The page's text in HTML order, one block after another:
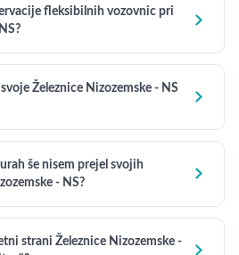
fleksibilnih vozovnic pri

Železnice Nizozemske - NS

še nisem prejel svojih
- NS?

strani Železnice Nizozemske -
